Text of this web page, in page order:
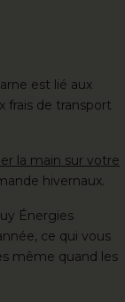
est lié aux
frais de transport
la main sur votre
hivernaux.
Énergies
ce qui vous
même quand les